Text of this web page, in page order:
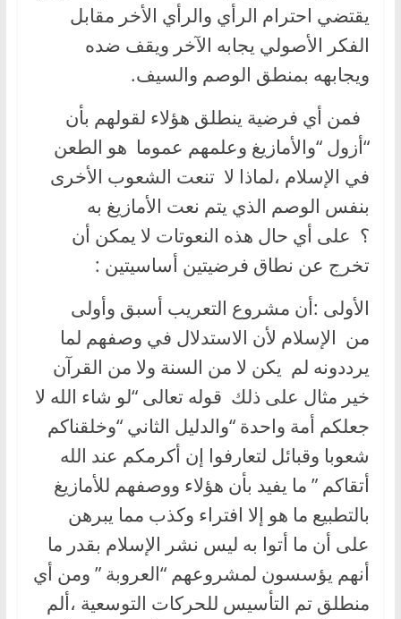
يقتضي احترام الرأي والرأي الأخر مقابل
الفكر الأصولي يجابه الآخر ويقف ضده
ويجابهه بمنطق الوصم والسيف.
فمن أي فرضية ينطلق هؤلاء لقولهم بأن
“أزول “والأمازيغ وعلمهم عموما هو الطعن
في الإسلام ،لماذا لا تنعت الشعوب الأخرى
بنفس الوصم الذي يتم نعت الأمازيغ به
؟ على أي حال هذه النعوتات لا يمكن أن
تخرج عن نطاق فرضيتين أساسيتين :
الأولى :أن مشروع التعريب أسبق وأولى
من الإسلام لأن الاستدلال في وصفهم لما
يرددونه لم يكن لا من السنة ولا من القرآن
خير مثال على ذلك قوله تعالى “لو شاء الله لا
جعلكم أمة واحدة “والدليل الثاني “وخلقناكم
شعوبا وقبائل لتعارفوا إن أكرمكم عند الله
أتقاكم ” ما يفيد بأن هؤلاء ووصفهم للأمازيغ
بالتطبيع ما هو إلا افتراء وكذب مما يبرهن
على أن ما أتوا به ليس نشر الإسلام بقدر ما
أنهم يؤسسون لمشروعهم “العروبة ” ومن أي
منطلق تم التأسيس للحركات التوسعية ،ألم